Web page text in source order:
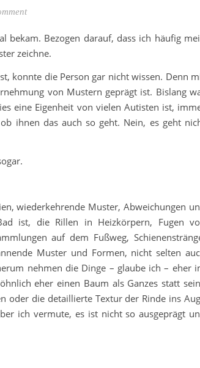
bekam. Bezogen darauf, dass ich häufig
zeichne.
konnte die Person gar nicht wissen. Denn
von Mustern geprägt ist. Bislang
eine Eigenheit von vielen Autisten ist,
ihnen das auch so geht. Nein, es geht
wiederkehrende Muster, Abweichungen
ist, die Rillen in Heizkörpern, Fugen
auf dem Fußweg,
Muster und Formen, nicht selten
nehmen die Dinge – glaube ich – eher
eher einen Baum als Ganzes statt
oder die detaillierte Textur der Rinde ins
ich vermute, es ist nicht so ausgeprägt